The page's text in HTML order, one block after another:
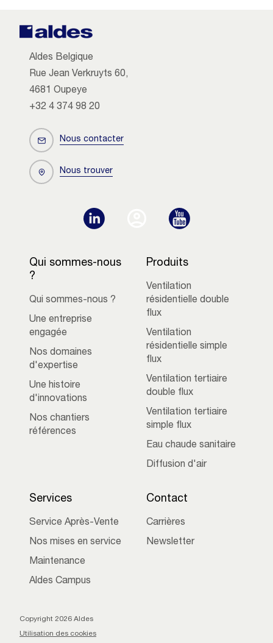
Aldes Belgique
Rue Jean Verkruyts 60,
4681 Oupeye
+32 4 374 98 20
Nous contacter
Nous trouver
Qui sommes-nous
?
Qui sommes-nous ?
Une entreprise
engagée
Nos domaines
d'expertise
Une histoire
d'innovations
Nos chantiers
références
Produits
Ventilation
résidentielle double
flux
Ventilation
résidentielle simple
flux
Ventilation tertiaire
double flux
Ventilation tertiaire
simple flux
Eau chaude sanitaire
Diffusion d'air
Services
Service Après-Vente
Nos mises en service
Maintenance
Aldes Campus
Contact
Carrières
Newsletter
Copyright 2026 Aldes
Utilisation des cookies